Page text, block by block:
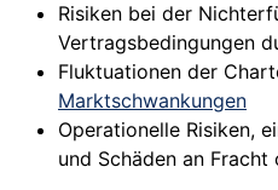
Risiken bei der
Vertragsbedingungen
Fluktuationen der
Marktschwankungen
Operationelle Risiken,
und Schäden an